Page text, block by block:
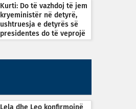
Kurti: Do të vazhdoj të jem
kryeministër në detyrë,
ushtruesja e detyrës së
presidentes do të veprojë
Lela dhe Leo konfirmojnë